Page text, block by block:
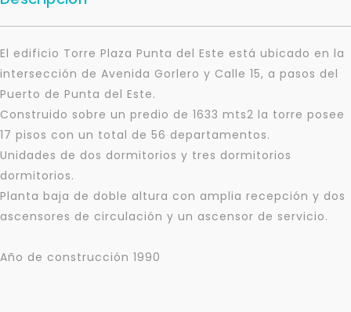
El edificio Torre Plaza Punta del Este está ubicado en la
intersección de Avenida Gorlero y Calle 15, a pasos del
Puerto de Punta del Este.
Construido sobre un predio de 1633 mts2 la torre posee
17 pisos con un total de 56 departamentos.
Unidades de dos dormitorios y tres dormitorios
dormitorios.
Planta baja de doble altura con amplia recepción y dos
ascensores de circulación y un ascensor de servicio.
Año de construcción 1990